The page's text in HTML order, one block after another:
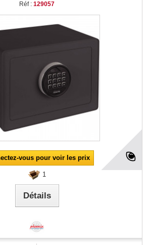
Réf : 129057
vous pour voir les prix
1
Détails